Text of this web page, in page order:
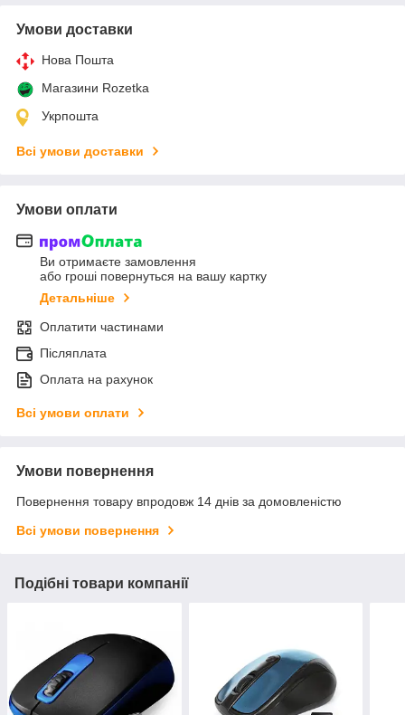
Умови доставки
Нова Пошта
Магазини Rozetka
Укрпошта
Всі умови доставки
Умови оплати
Ви отримаєте замовлення
або гроші повернуться на вашу картку
Детальніше
Оплатити частинами
Післяплата
Оплата на рахунок
Всі умови оплати
Умови повернення
Повернення товару впродовж 14 днів за домовленістю
Всі умови повернення
Подібні товари компанії